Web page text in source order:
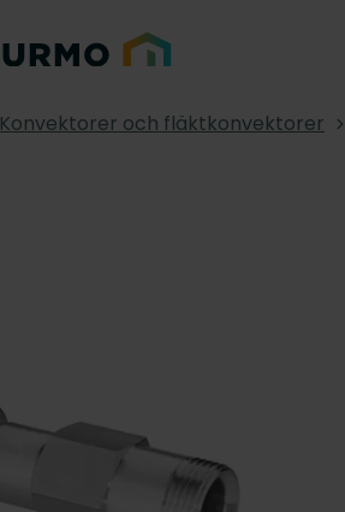
Konvektorer och fläktkonvektorer